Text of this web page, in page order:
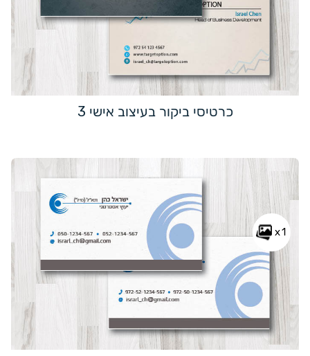
כרטיסי ביקור בעיצוב אישי 3
x1